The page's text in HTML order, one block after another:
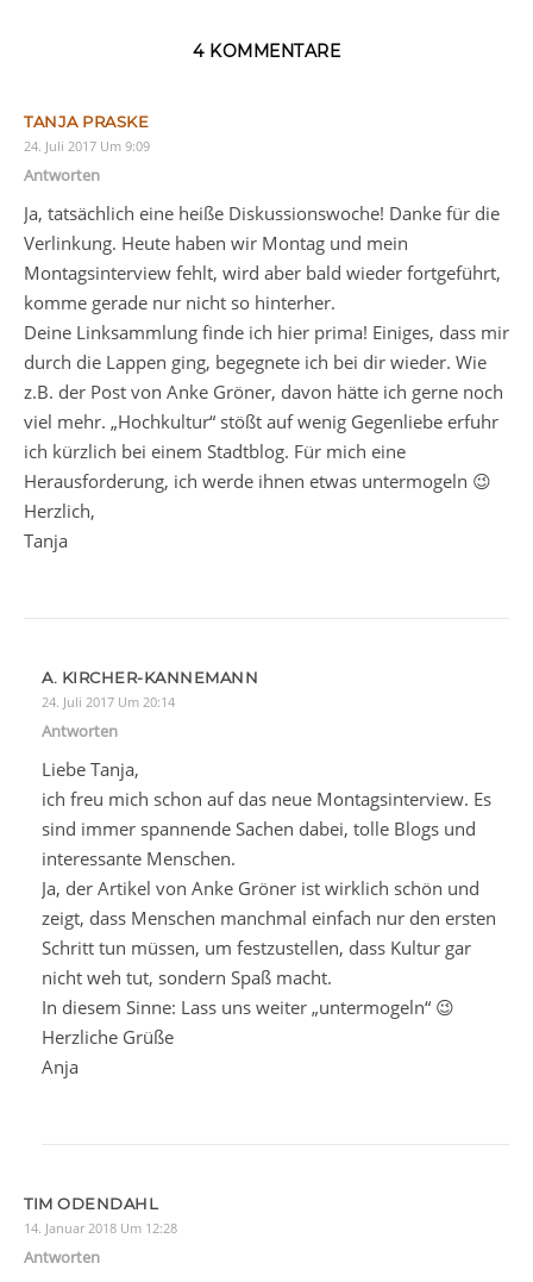
4 KOMMENTARE
TANJA PRASKE
24. Juli 2017 Um 9:09
Antworten
Ja, tatsächlich eine heiße Diskussionswoche! Danke für die
Verlinkung. Heute haben wir Montag und mein
Montagsinterview fehlt, wird aber bald wieder fortgeführt,
komme gerade nur nicht so hinterher.
Deine Linksammlung finde ich hier prima! Einiges, dass mir
durch die Lappen ging, begegnete ich bei dir wieder. Wie
z.B. der Post von Anke Gröner, davon hätte ich gerne noch
viel mehr. „Hochkultur“ stößt auf wenig Gegenliebe erfuhr
ich kürzlich bei einem Stadtblog. Für mich eine
Herausforderung, ich werde ihnen etwas untermogeln 😉
Herzlich,
Tanja
A. KIRCHER-KANNEMANN
24. Juli 2017 Um 20:14
Antworten
Liebe Tanja,
ich freu mich schon auf das neue Montagsinterview. Es
sind immer spannende Sachen dabei, tolle Blogs und
interessante Menschen.
Ja, der Artikel von Anke Gröner ist wirklich schön und
zeigt, dass Menschen manchmal einfach nur den ersten
Schritt tun müssen, um festzustellen, dass Kultur gar
nicht weh tut, sondern Spaß macht.
In diesem Sinne: Lass uns weiter „untermogeln“ 😉
Herzliche Grüße
Anja
TIM ODENDAHL
14. Januar 2018 Um 12:28
Antworten